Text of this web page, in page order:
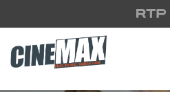
Saltar para o conteúdo principal